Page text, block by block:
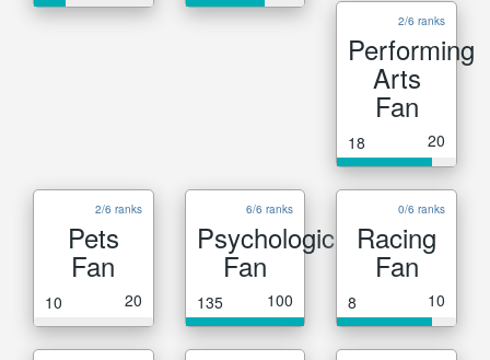
2/6 ranks
Performing
Arts
Fan
18 20
2/6 ranks
Pets
Fan
10 20
6/6 ranks
Psychological
Fan
135 100
0/6 ranks
Racing
Fan
8 10